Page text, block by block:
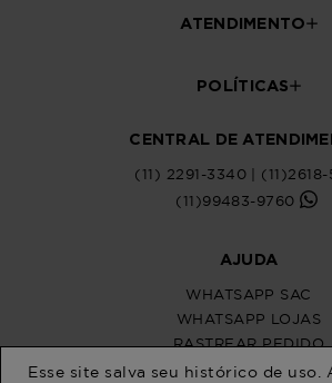
Esse site salva seu histórico de uso.